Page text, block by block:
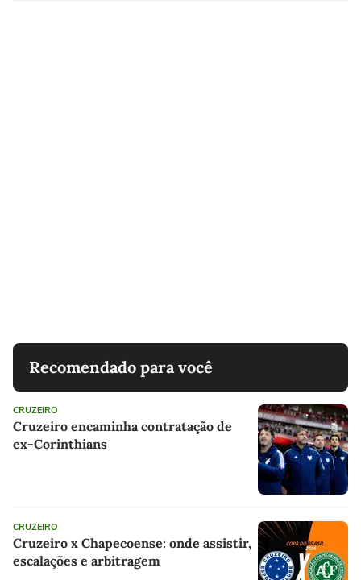
Recomendado para você
CRUZEIRO
Cruzeiro encaminha contratação de
ex-Corinthians
CRUZEIRO
Cruzeiro x Chapecoense: onde assistir,
escalações e arbitragem